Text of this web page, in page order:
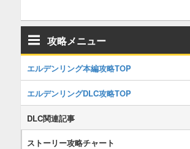
攻略メニュー
エルデンリング本編攻略TOP
エルデンリングDLC攻略TOP
DLC関連記事
ストーリー攻略チャート